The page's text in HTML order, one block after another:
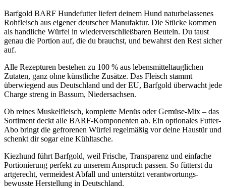
Barfgold BARF Hundefutter liefert deinem Hund naturbelassenes
Rohfleisch aus eigener deutscher Manufaktur. Die Stücke kommen
als handliche Würfel in wiederverschließbaren Beuteln. Du taust
genau die Portion auf, die du brauchst, und bewahrst den Rest sicher
auf.
Alle Rezepturen bestehen zu 100 % aus lebensmittel­tauglichen
Zutaten, ganz ohne künstliche Zusätze. Das Fleisch stammt
überwiegend aus Deutschland und der EU, Barfgold überwacht jede
Charge streng in Bassum, Niedersachsen.
Ob reines Muskelfleisch, komplette Menüs oder Gemüse-Mix – das
Sortiment deckt alle BARF-Komponenten ab. Ein optionales Futter-
Abo bringt die gefrorenen Würfel regelmäßig vor deine Haustür und
schenkt dir sogar eine Kühltasche.
Kiezhund führt Barfgold, weil Frische, Transparenz und einfache
Portionierung perfekt zu unserem Anspruch passen. So fütterst du
artgerecht, vermeidest Abfall und unterstützt verantwortungs­
bewusste Herstellung in Deutschland.